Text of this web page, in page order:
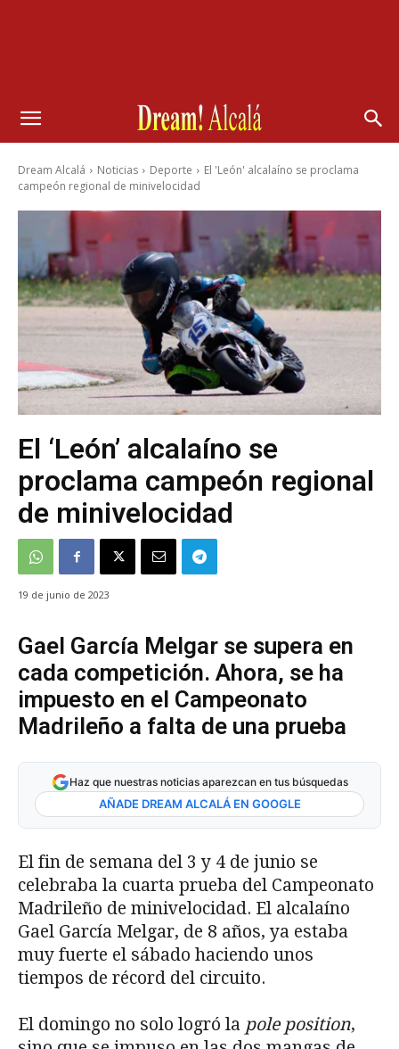
Dream Alcalá Noticias Deporte
El 'León' alcalaíno se proclama
campeón regional de minivelocidad
El ‘León’ alcalaíno se
proclama campeón regional
de minivelocidad
19 de junio de 2023
Gael García Melgar se supera en
cada competición. Ahora, se ha
impuesto en el Campeonato
Madrileño a falta de una prueba
Haz que nuestras noticias aparezcan en tus búsquedas
AÑADE DREAM ALCALÁ EN GOOGLE
El fin de semana del 3 y 4 de junio se
celebraba la cuarta prueba del Campeonato
Madrileño de minivelocidad. El alcalaíno
Gael García Melgar, de 8 años, ya estaba
muy fuerte el sábado haciendo unos
tiempos de récord del circuito.
El domingo no solo logró la pole position,